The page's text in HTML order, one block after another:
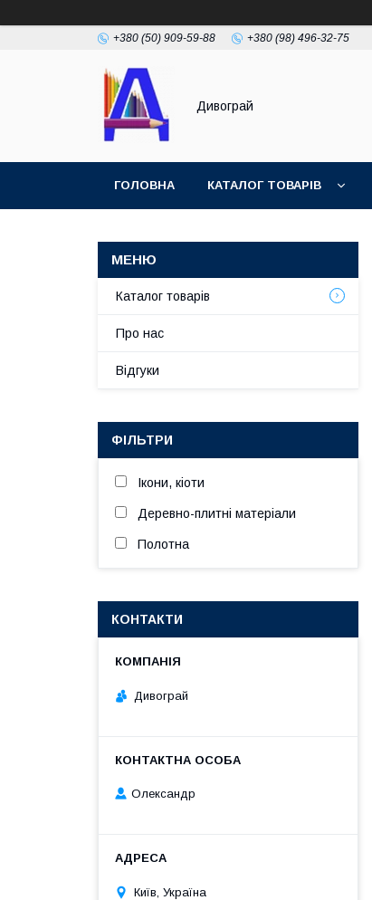
+380 (50) 909-59-88 +380 (98) 496-32-75
Дивограй
ГОЛОВНА КАТАЛОГ ТОВАРІВ
Каталог товарів
Про нас
Відгуки
ФІЛЬТРИ
Ікони, кіоти
Деревно-плитні матеріали
Полотна
КОНТАКТИ
Дивограй
Олександр
Київ, Україна